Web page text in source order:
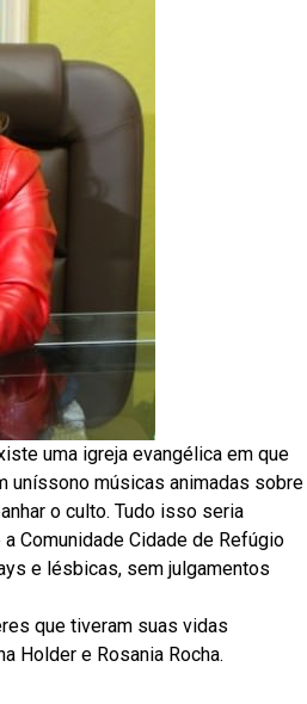
uma igreja evangélica em que
uníssono músicas animadas sobre
o culto. Tudo isso seria
Comunidade Cidade de Refúgio
e lésbicas, sem julgamentos
que tiveram suas vidas
Holder e Rosania Rocha.